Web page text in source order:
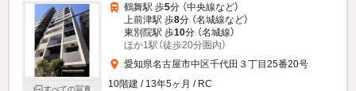
すべての写真
鶴舞駅 歩5分 （中央線など）
上前津駅 歩8分 （名城線など）
東別院駅 歩10分 （名城線）
ほか1駅（徒歩20分圏内）
愛知県名古屋市中区千代田３丁目25番20号
10階建 / 13年5ヶ月 / RC